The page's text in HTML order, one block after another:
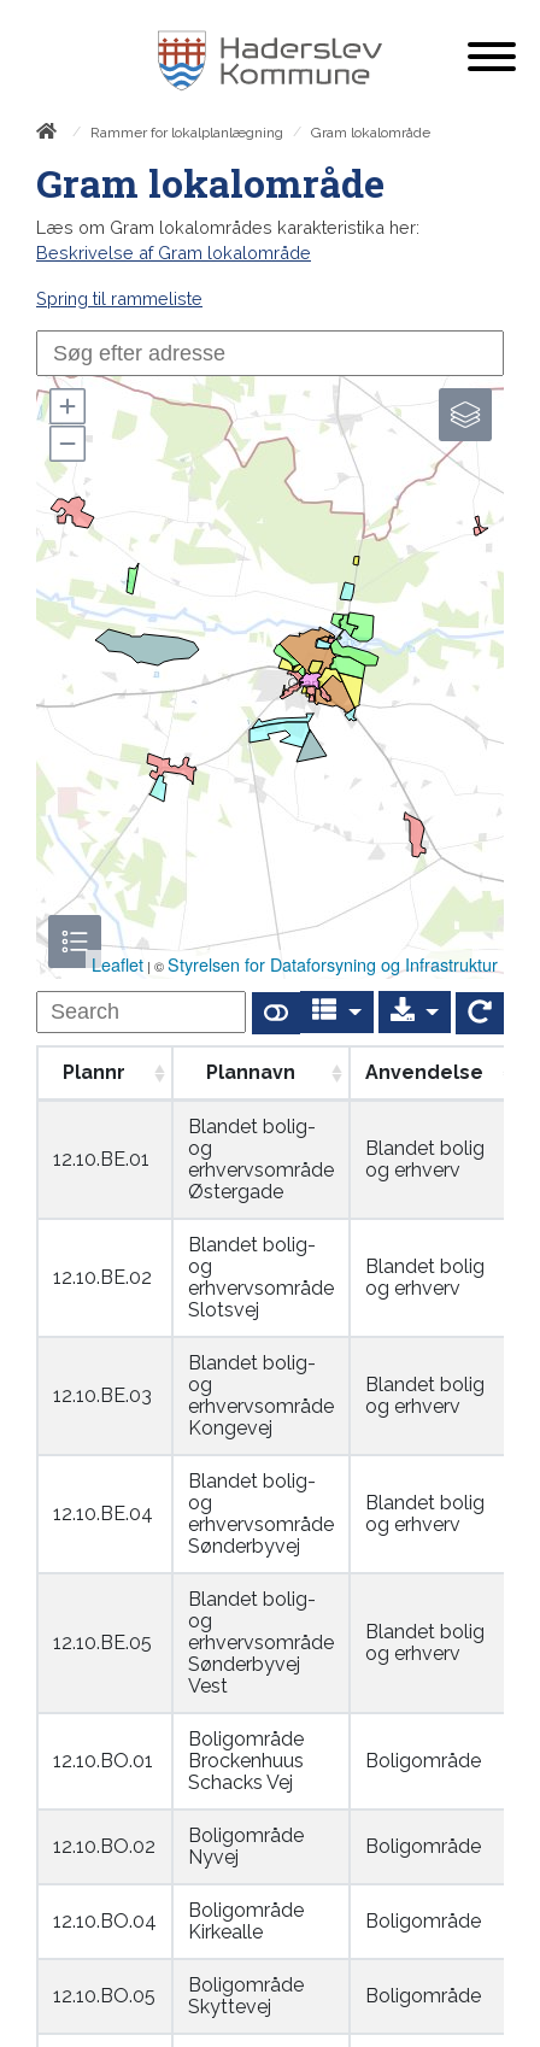
/ Rammer for lokalplanlægning / Gram lokalområde
Gram lokalområde
Læs om Gram lokalområdes karakteristika her:
Beskrivelse af Gram lokalområde
Spring til rammeliste
Leaflet | ©Styrelsen for Dataforsyning og Infrastruktur
Plannr Plannavn Anvendelse
12.10.BE.01
Blandet bolig-
og
erhvervsområde
Østergade
Blandet bolig
og erhverv
12.10.BE.02
Blandet bolig-
og
erhvervsområde
Slotsvej
Blandet bolig
og erhverv
12.10.BE.03
Blandet bolig-
og
erhvervsområde
Kongevej
Blandet bolig
og erhverv
12.10.BE.04
Blandet bolig-
og
erhvervsområde
Sønderbyvej
Blandet bolig
og erhverv
12.10.BE.05
Blandet bolig-
og
erhvervsområde
Sønderbyvej
Vest
Blandet bolig
og erhverv
12.10.BO.01
Boligområde
Brockenhuus
Schacks Vej
Boligområde
12.10.BO.02
Boligområde
Nyvej
Boligområde
12.10.BO.04
Boligområde
Kirkealle
Boligområde
12.10.BO.05
Boligområde
Skyttevej
Boligområde